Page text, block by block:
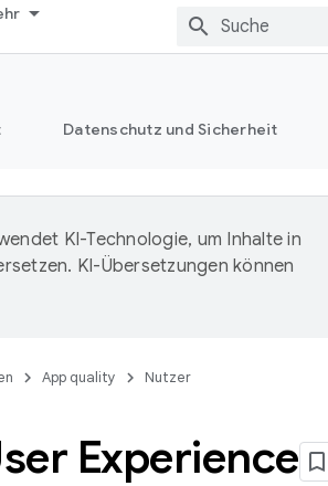
Datenschutz und Sicherheit
KI-Technologie, um Inhalte in
KI-Übersetzungen können
App quality Nutzer
Experience